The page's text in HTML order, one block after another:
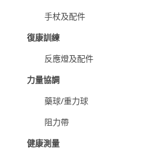
手杖及配件
復康訓練
反應燈及配件
力量協調
藥球/重力球
阻力帶
健康測量